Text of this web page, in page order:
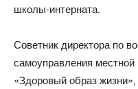
школы-интерната.
Советник директора по
самоуправления
«Здоровый образ